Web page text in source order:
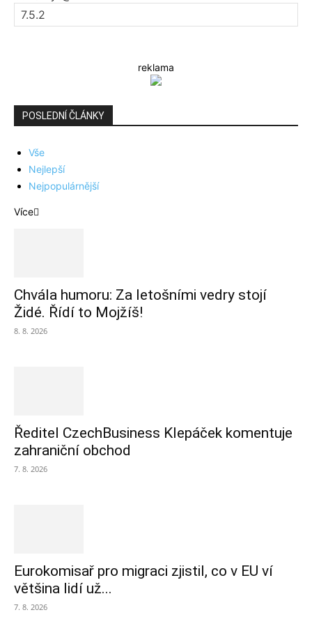
reklama
POSLEDNÍ ČLÁNKY
Vše
Nejlepší
Nejpopulárnější
Více
Chvála humoru: Za letošními vedry stojí
Židé. Řídí to Mojžíš!
8. 8. 2026
Ředitel CzechBusiness Klepáček komentuje
zahraniční obchod
7. 8. 2026
Eurokomisař pro migraci zjistil, co v EU ví
většina lidí už...
7. 8. 2026